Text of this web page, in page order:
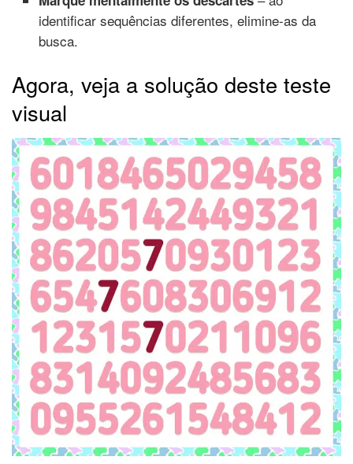
identificar sequências diferentes, elimine-as da
busca.
Agora, veja a solução deste teste
visual